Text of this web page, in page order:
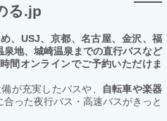
る.jp
、USJ、京都、名古屋、金沢、福
地、城崎温泉までの直行バスなど
間オンラインでご予約いただけま
が充実したバスや、
自転車や楽器
った夜行バス・高速バスがきっと